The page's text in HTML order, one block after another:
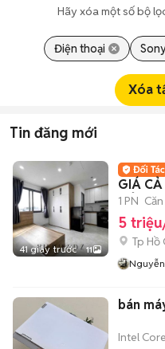
Hãy xóa một số bộ
Điện thoại
Xóa
Tin đăng mới
41 giây trước 11
GIÁ CẢ
MỞ CS
1 PN
5
Tp Hồ
bán
Intel